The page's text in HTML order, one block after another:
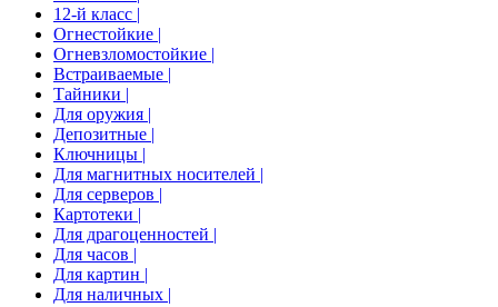
12-й класс |
Огнестойкие |
Огневзломостойкие |
Встраиваемые |
Тайники |
Для оружия |
Депозитные |
Ключницы |
Для магнитных носителей |
Для серверов |
Картотеки |
Для драгоценностей |
Для часов |
Для картин |
Для наличных |